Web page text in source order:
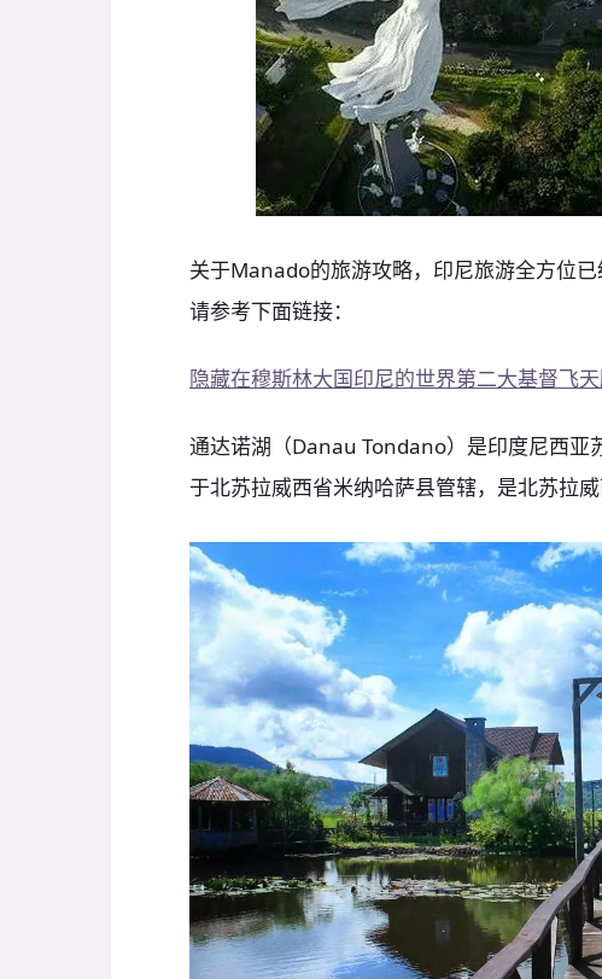
关于Manado的旅游攻略，印尼旅游全方位已
请参考下面链接：
隐藏在穆斯林大国印尼的世界第二大基督飞
通达诺湖（Danau Tondano）是印度尼西亚
于北苏拉威西省米纳哈萨县管辖，是北苏拉威